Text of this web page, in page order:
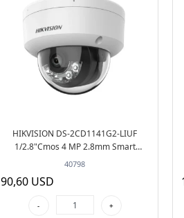
HIKVISION DS-2CD1141G2-LIUF
1/2.8"Cmos 4 MP 2.8mm Smart
Hybrid Light POE Sesli Dome Smart
40798
90,60 USD
- +